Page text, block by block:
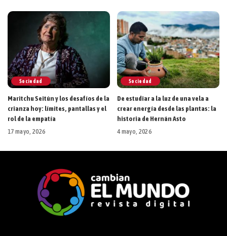
Sociedad
Maritchu Seitún y los desafíos de la
crianza hoy: límites, pantallas y el
rol de la empatía
17 mayo, 2026
Sociedad
De estudiar a la luz de una vela a
crear energía desde las plantas: la
historia de Hernán Asto
4 mayo, 2026